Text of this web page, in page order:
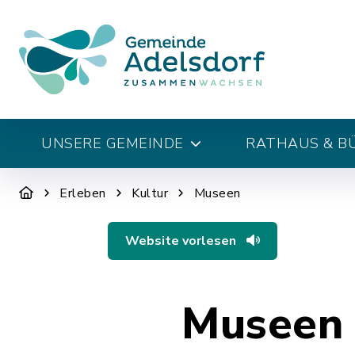
UNSERE GEMEINDE RATHAUS &
Erleben Kultur Museen
Website vorlesen
Museen